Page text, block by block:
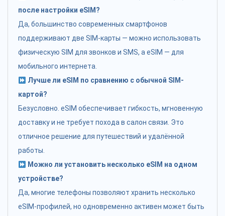
после настройки eSIM?
Да, большинство современных смартфонов
поддерживают две SIM-карты — можно использовать
физическую SIM для звонков и SMS, а eSIM — для
мобильного интернета.
Лучше ли eSIM по сравнению с обычной SIM-
картой?
Безусловно. eSIM обеспечивает гибкость, мгновенную
доставку и не требует похода в салон связи. Это
отличное решение для путешествий и удалённой
работы.
Можно ли установить несколько eSIM на одном
устройстве?
Да, многие телефоны позволяют хранить несколько
eSIM-профилей, но одновременно активен может быть